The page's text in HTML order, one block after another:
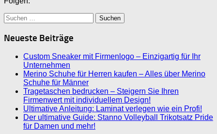
Suchen
nach:
Neueste Beiträge
Custom Sneaker mit Firmenlogo – Einzigartig für Ihr
Unternehmen
Merino Schuhe für Herren kaufen – Alles über Merino
Schuhe für Männer
Tragetaschen bedrucken – Steigern Sie Ihren
Firmenwert mit individuellem Design!
Ultimative Anleitung: Laminat verlegen wie ein Profi!
Der ultimative Guide: Stanno Volleyball Trikotsatz Pride
für Damen und mehr!